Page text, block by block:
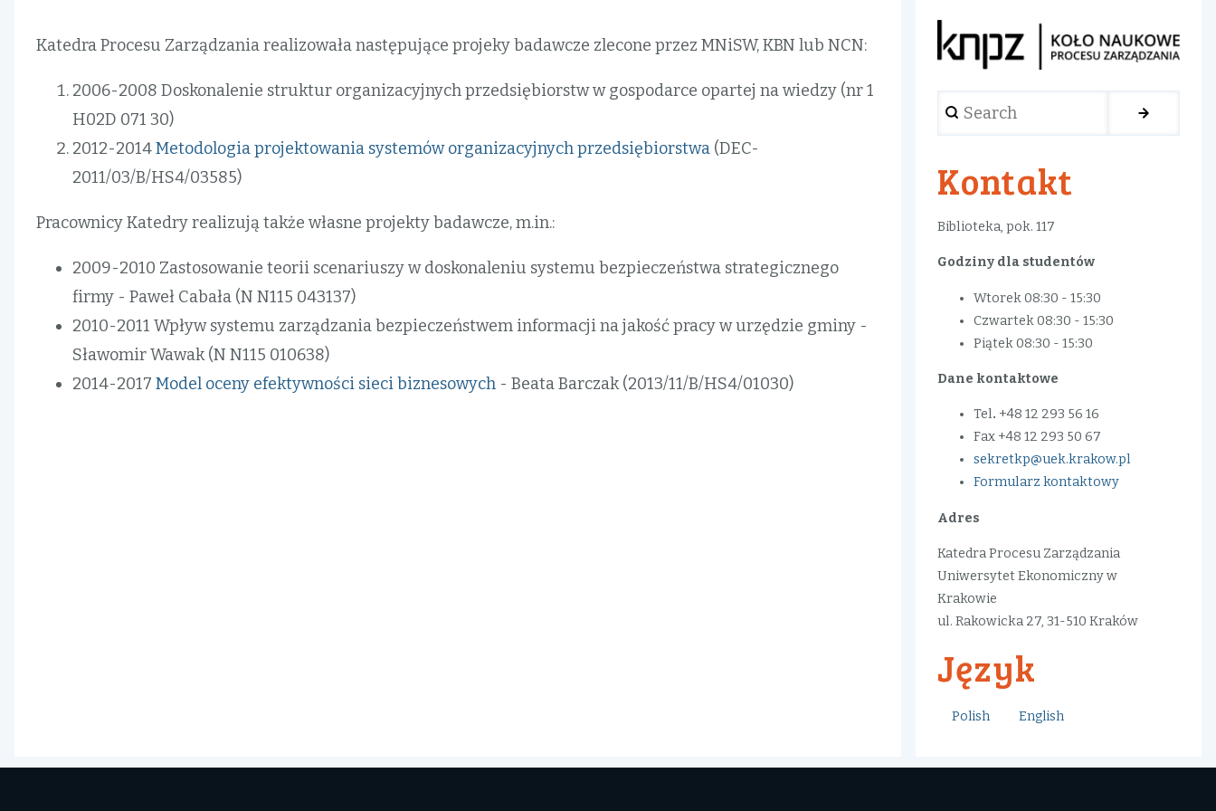
Katedra Procesu Zarządzania realizowała następujące projeky badawcze zlecone przez MNiSW, KBN lub NCN:
2006-2008 Doskonalenie struktur organizacyjnych przedsiębiorstw w gospodarce opartej na wiedzy (nr 1
H02D 071 30)
2012-2014Metodologia projektowania systemów organizacyjnych przedsiębiorstwa (DEC-
2011/03/B/HS4/03585)
Pracownicy Katedry realizują także własne projekty badawcze, m.in.:
2009-2010 Zastosowanie teorii scenariuszy w doskonaleniu systemu bezpieczeństwa strategicznego
firmy - Paweł Cabała (N N115 043137)
2010-2011 Wpływ systemu zarządzania bezpieczeństwem informacji na jakość pracy w urzędzie gminy -
Sławomir Wawak (N N115 010638)
2014-2017 Model oceny efektywności sieci biznesowych - Beata Barczak (2013/11/B/HS4/01030)
Search
Kontakt
Biblioteka, pok. 117
Godziny dla studentów
Wtorek 08:30 - 15:30
Czwartek 08:30 - 15:30
Piątek 08:30 - 15:30
Dane kontaktowe
Tel. +48 12 293 56 16
Fax +48 12 293 50 67
sekretkp@uek.krakow.pl
Formularz kontaktowy
Adres
Katedra Procesu Zarządzania
Uniwersytet Ekonomiczny w
Krakowie
ul. Rakowicka 27, 31-510 Kraków
Język
Polish English